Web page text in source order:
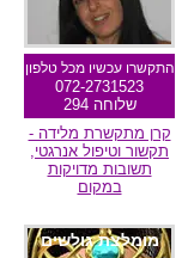
התקשרו עכשיו מכל טלפון
072-2731523
שלוחה 294
קרן מתקשרת מלידה -
תקשור וטיפול אנרגטי,
תשובות מדויקות
במקום
מומלצת גולשים